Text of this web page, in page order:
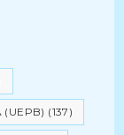
(UEPB) (137)